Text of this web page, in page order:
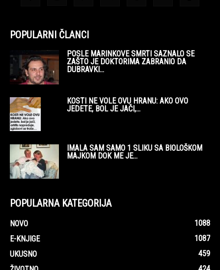
POPULARNI ČLANCI
POSLE MARINKOVE SMRTI SAZNALO SE
ZAŠTO JE DOKTORIMA ZABRANIO DA
DUBRAVKI...
KOSTI NE VOLE OVU HRANU: AKO OVO
JEDETE, BOL JE JAČI,...
IMALA SAM SAMO 1 SLIKU SA BIOLOŠKOM
MAJKOM DOK ME JE...
POPULARNA KATEGORIJA
NOVO
1088
E-KNJIGE
1087
UKUSNO
459